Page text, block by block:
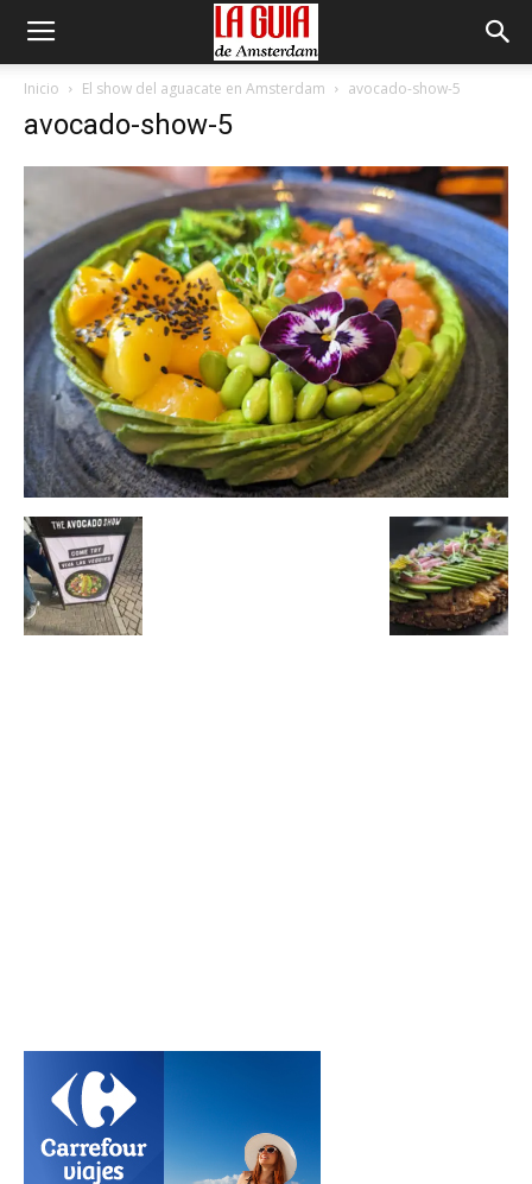
Inicio El show del aguacate en Amsterdam avocado-show-5
avocado-show-5